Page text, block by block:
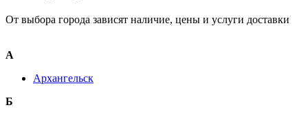
От выбора города зависят наличие, цены и услуги доставки
А
Архангельск
Б